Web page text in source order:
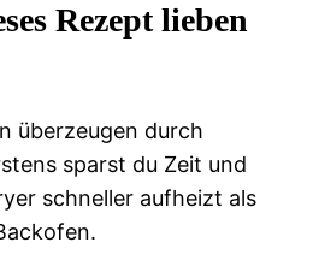
Rezept lieben
überzeugen durch
sparst du Zeit und
schneller aufheizt als